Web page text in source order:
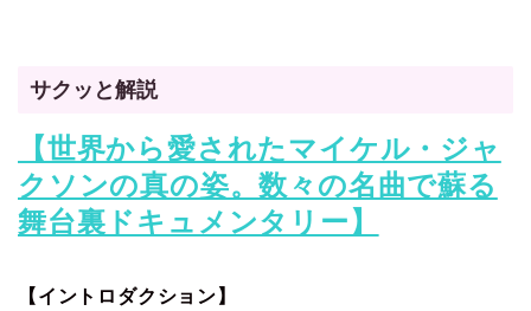
サクッと解説
【世界から愛されたマイケル・ジャ
クソンの真の姿。数々の名曲で蘇る
舞台裏ドキュメンタリー】
【イントロダクション】